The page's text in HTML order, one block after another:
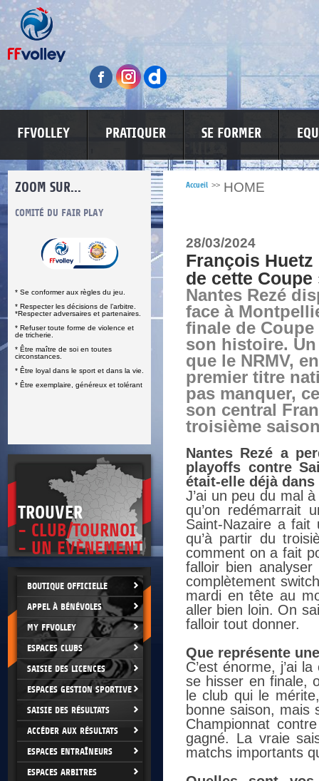
FFVOLLEY PRATIQUER SE FORMER
ZOOM SUR...
COMITÉ DU FAIR PLAY
* Se conformer aux règles du jeu.
* Respecter les décisions de l’arbitre.
*Respecter adversaires et partenaires.
* Refuser toute forme de violence et
de tricherie.
* Être maître de soi en toutes
circonstances.
* Être loyal dans le sport et dans la vie.
* Être exemplaire, généreux et tolérant
LUTTE CONTRE LES VIOLENCES
TROUVER
- CLUB/TOURNOI
- UN EVÈNEMENT
BOUTIQUE OFFICIELLE
APPEL À BÉNÉVOLES
MY FFVOLLEY
ESPACES CLUBS
SAISIE DES LICENCES
ESPACES GESTION SPORTIVE
SAISIE DES RÉSULTATS
ACCÉDER AUX RÉSULTATS
ESPACES ENTRAÎNEURS
ESPACES ARBITRES
Accueil >> HOME
28/03/2024
François Huetz
de cette Coupe
Nantes Rezé
face à
finale de Coupe
son histoire.
que le NRMV,
premier titre
pas manquer,
son central
troisième
Nantes Rezé a
playoffs contre
était-elle déjà
J’ai un peu du mal
qu’on redémarrait
Saint-Nazaire a fait
qu’à partir du
comment on a fait
falloir bien
complètement
mardi en tête au
aller bien loin. On
falloir tout donner.
Que représente
C’est énorme, j’ai
se hisser en finale,
le club qui le
bonne saison, mais
Championnat
gagné. La vraie
matchs importants